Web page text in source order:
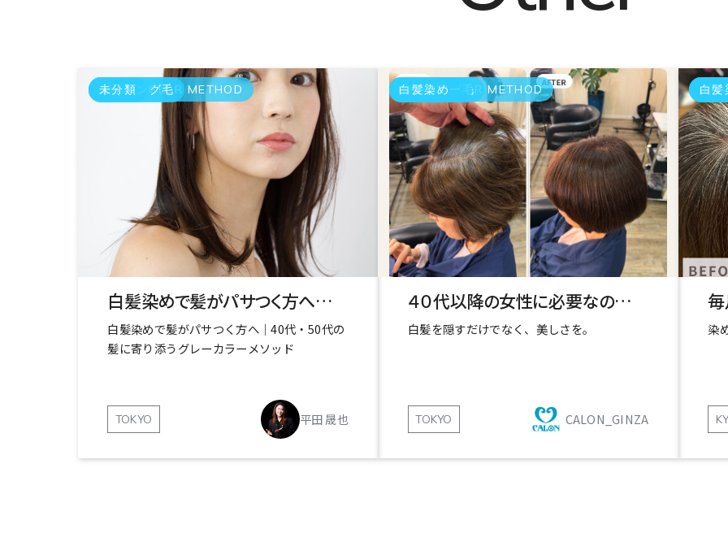
GRAY COLOR METHOD
エイジング毛
未分類
白髪染めで髪がパサつく方へ｜40代・50代の髪に寄り添うグレーカラーメソッド
白髪染めで髪がパサつく方へ｜40代・50代の
髪に寄り添うグレーカラーメソッド
TOKYO 平田 晟也
GRAY COLOR METHOD
エイジング毛
ヘアケアー
白髪染め
４０代以降の女性に必要なのは、“ツヤ”と“品”
白髪を隠すだけでなく、美しさを。
TOKYO CALON_GINZA
エイ
白髪
染